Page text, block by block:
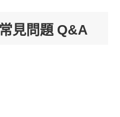
見問題 Q&A